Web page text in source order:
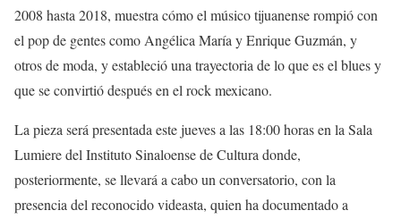
2008 hasta 2018, muestra cómo el músico tijuanenserompió con
el pop de gentes como Angélica María y Enrique Guzmán, y
otros de moda, y estableció una trayectoria de lo que es el blues y
que se convirtió después en el rockmexicano.
La pieza será presentada este juevesa las 18:00 horas en la Sala
Lumiere del Instituto Sinaloense de Cultura donde,
posteriormente, se llevará a cabo un conversatorio, con la
presencia del reconocido videasta, quien ha documentado a